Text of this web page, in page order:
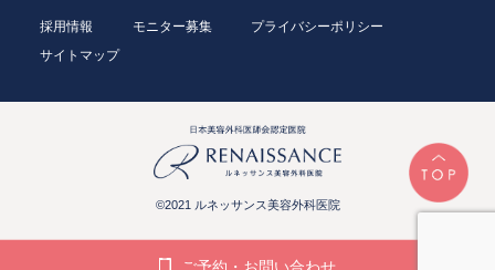
採用情報 モニター募集
プライバシーポリシー
サイトマップ
©2021 ルネッサンス美容外科医院